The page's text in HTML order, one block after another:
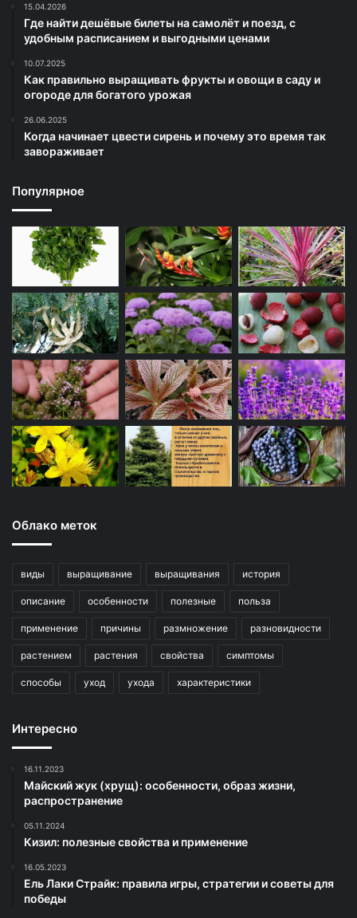
15.04.2026
Где найти дешёвые билеты на самолёт и поезд, с
удобным расписанием и выгодными ценами
10.07.2025
Как правильно выращивать фрукты и овощи в саду и
огороде для богатого урожая
26.06.2025
Когда начинает цвести сирень и почему это время так
завораживает
Популярное
Облако меток
виды выращивание выращивания история
описание особенности полезные польза
применение причины размножение разновидности
растением растения свойства симптомы
способы уход ухода характеристики
Интересно
16.11.2023
Майский жук (хрущ): особенности, образ жизни,
распространение
05.11.2024
Кизил: полезные свойства и применение
16.05.2023
Ель Лаки Страйк: правила игры, стратегии и советы для
победы